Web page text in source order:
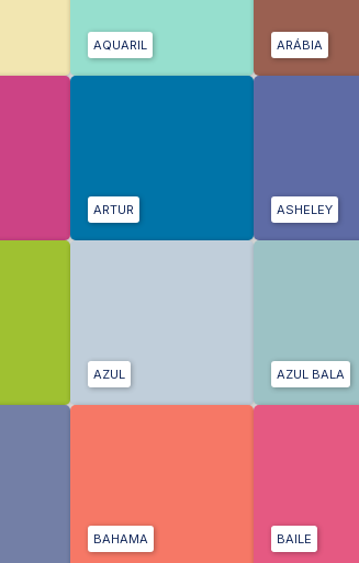
AQUARIL ARÁBIA
ARTUR ASHELEY
AZUL AZUL BALA
BAHAMA BAILE